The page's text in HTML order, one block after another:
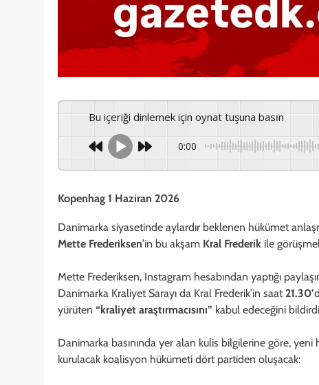
Bu içeriği dinlemek için oynat tuşuna basın
0:00
Kopenhag 1 Haziran 2026
Danimarka siyasetinde aylardır beklenen hükümet
Mette Frederiksen’in bu akşam Kral Frederik ile
Mette Frederiksen, Instagram hesabından yaptığı
Danimarka Kraliyet Sarayı da Kral Frederik’in saat 21.30’
yürüten “kraliyet araştırmacısını” kabul edeceğini
Danimarka basınında yer alan kulis bilgilerine göre,
kurulacak koalisyon hükümeti dört partiden oluşacak: